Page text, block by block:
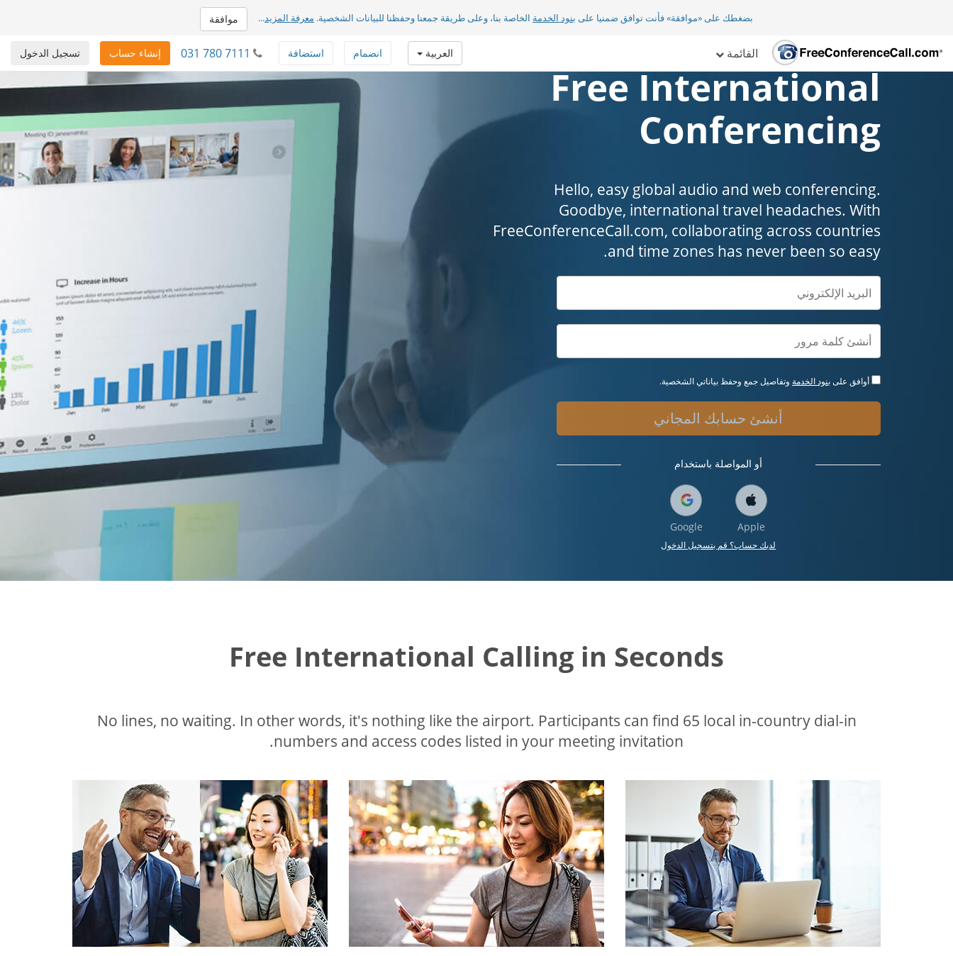
بضغطك على «موافقة» فأنت توافق ضمنيا على بنود الخدمة الخاصة بنا، وعلى طريقة جمعنا وحفظنا للبيانات الشخصية. معرفة المزيد... موافقة
القائمة تسجيل الدخول إنشاء حساب 031 780 7111 انضمام استضافة العربية
Free International
Conferencing
Hello, easy global audio and web conferencing.
Goodbye, international travel headaches. ​​​​​​​With
FreeConferenceCall.com, collaborating across countries
and time zones has never been so easy.
أوافق علىبنود الخدمة وتفاصيل جمع وحفظ بياناتي الشخصية.
أنشئ حسابك المجاني
أو المواصلة باستخدام
Apple
Google
لديك حساب؟ قم بتسجيل الدخول
Free International Calling in Seconds
No lines, no waiting. In other words, it's nothing like the airport. Participants can find 65 local in-country dial-in
numbers and access codes listed in your meeting invitation.